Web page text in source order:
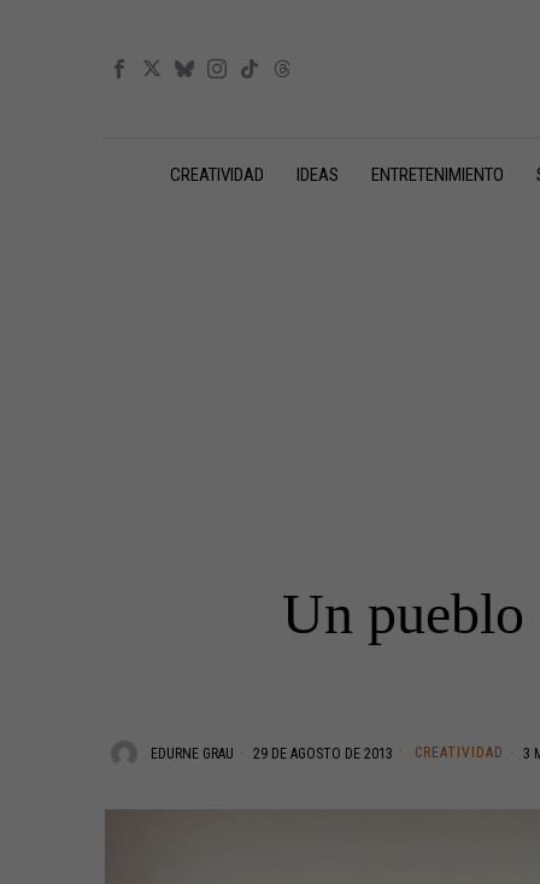
CREATIVIDAD IDEAS ENTRETENIMIENTO
Un pueblo
EDURNE GRAU 29 DE AGOSTO DE 2013 CREATIVIDAD 3